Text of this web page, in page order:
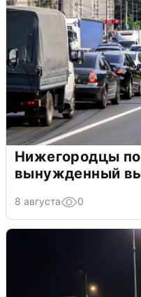
Нижегородцы
вынужденный
8 августа 0